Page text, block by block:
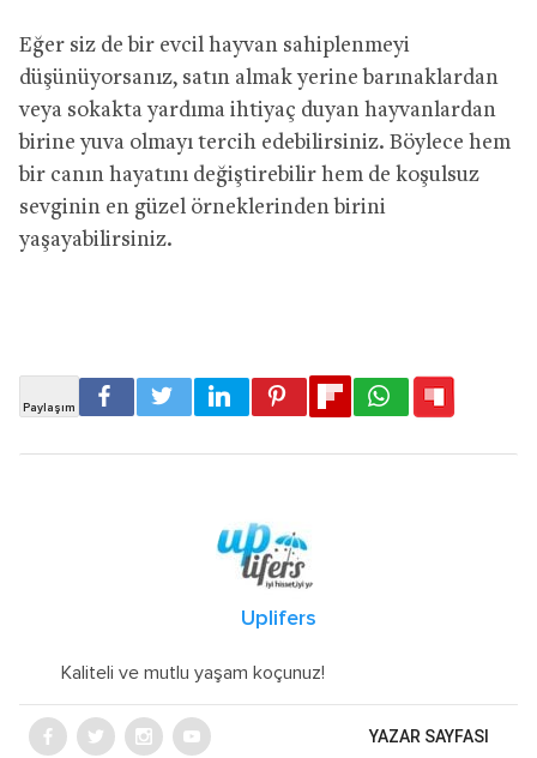
Eğer siz de bir evcil hayvan sahiplenmeyi
düşünüyorsanız, satın almak yerine barınaklardan
veya sokakta yardıma ihtiyaç duyan hayvanlardan
birine yuva olmayı tercih edebilirsiniz. Böylece hem
bir canın hayatını değiştirebilir hem de koşulsuz
sevginin en güzel örneklerinden birini
yaşayabilirsiniz.
Uplifers
Kaliteli ve mutlu yaşam koçunuz!
YAZAR SAYFASI